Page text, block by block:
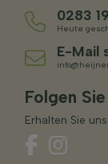
0283
Heute
E-Mail
Folgen
Erhalten Sie